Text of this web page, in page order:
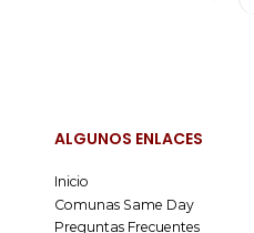
ALGUNOS ENLACES
Inicio
Comunas Same Day
Preguntas Frecuentes